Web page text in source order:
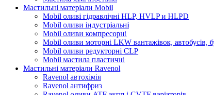
Мастильні матеріали Mobil
Mobil оливі гідравлічні HLP, HVLP и HLPD
Mobil оливи індустріальні
Mobil оливи компресорні
Mobil оливи моторні LKW вантажівок, автобусів,
Mobil оливи редукторні CLP
Mobil мастила пластичні
Мастильні матеріали Ravenol
Ravenol автохімія
Ravenol антифриз